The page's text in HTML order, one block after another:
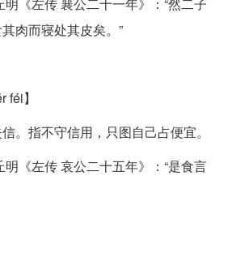
肉而寝处其皮矣。”
】
。指不守信用，只图自己占便宜。
《左传 哀公二十五年》：“是食言